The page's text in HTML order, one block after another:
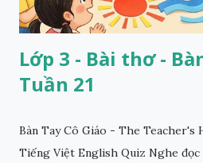
Lớp 3 - Bài thơ -
Tuần 21
Bàn Tay Cô Giáo - The Teacher's
Tiếng Việt English Quiz Nghe đọc